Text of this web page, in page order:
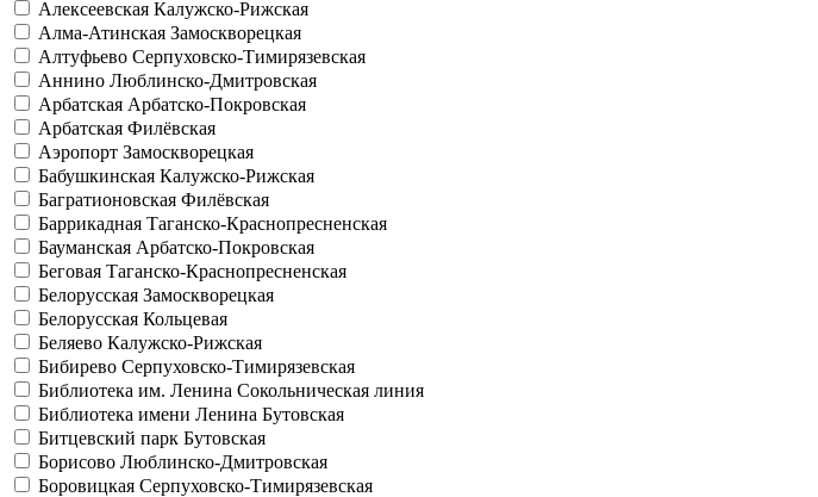
Алексеевская Калужско-Рижская
Алма-Атинская Замоскворецкая
Алтуфьево Серпуховско-Тимирязевская
Аннино Люблинско-Дмитровская
Арбатская Арбатско-Покровская
Арбатская Филёвская
Аэропорт Замоскворецкая
Бабушкинская Калужско-Рижская
Багратионовская Филёвская
Баррикадная Таганско-Краснопресненская
Бауманская Арбатско-Покровская
Беговая Таганско-Краснопресненская
Белорусская Замоскворецкая
Белорусская Кольцевая
Беляево Калужско-Рижская
Бибирево Серпуховско-Тимирязевская
Библиотека им. Ленина Сокольническая линия
Библиотека имени Ленина Бутовская
Битцевский парк Бутовская
Борисово Люблинско-Дмитровская
Боровицкая Серпуховско-Тимирязевская